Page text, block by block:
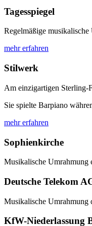
Tagesspiegel
Regelmäßige
mehr erfahren
Stilwerk
Am einzigartigen Sterling-
Sie spielte Barpiano
mehr erfahren
Sophienkirche
Musikalische Umrahmung
Deutsche Telekom
Musikalische Umrahmung
KfW-Niederlassung